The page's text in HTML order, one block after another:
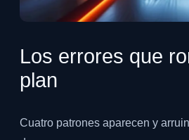
Los errores que
plan
Cuatro patrones aparecen y